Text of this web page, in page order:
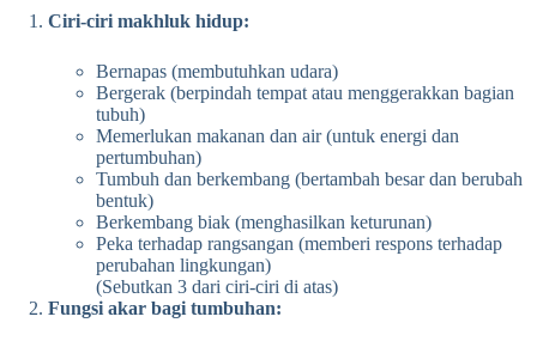
Ciri-ciri makhluk hidup:
Bernapas (membutuhkan udara)
Bergerak (berpindah tempat atau menggerakkan bagian
tubuh)
Memerlukan makanan dan air (untuk energi dan
pertumbuhan)
Tumbuh dan berkembang (bertambah besar dan berubah
bentuk)
Berkembang biak (menghasilkan keturunan)
Peka terhadap rangsangan (memberi respons terhadap
perubahan lingkungan)
(Sebutkan 3 dari ciri-ciri di atas)
Fungsi akar bagi tumbuhan: